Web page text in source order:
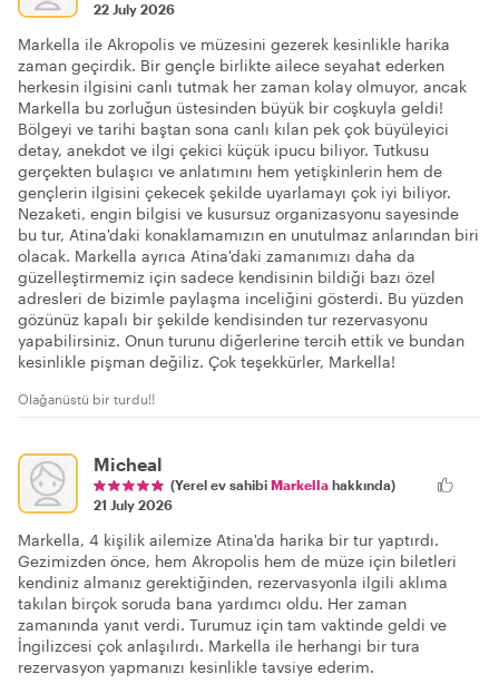
22 July 2026
Markella ile Akropolis ve müzesini gezerek kesinlikle harika
zaman geçirdik. Bir gençle birlikte ailece seyahat ederken
herkesin ilgisini canlı tutmak her zaman kolay olmuyor, ancak
Markella bu zorluğun üstesinden büyük bir coşkuyla geldi!
Bölgeyi ve tarihi baştan sona canlı kılan pek çok büyüleyici
detay, anekdot ve ilgi çekici küçük ipucu biliyor. Tutkusu
gerçekten bulaşıcı ve anlatımını hem yetişkinlerin hem de
gençlerin ilgisini çekecek şekilde uyarlamayı çok iyi biliyor.
Nezaketi, engin bilgisi ve kusursuz organizasyonu sayesinde
bu tur, Atina'daki konaklamamızın en unutulmaz anlarından biri
olacak. Markella ayrıca Atina'daki zamanımızı daha da
güzelleştirmemiz için sadece kendisinin bildiği bazı özel
adresleri de bizimle paylaşma inceliğini gösterdi. Bu yüzden
gözünüz kapalı bir şekilde kendisinden tur rezervasyonu
yapabilirsiniz. Onun turunu diğerlerine tercih ettik ve bundan
kesinlikle pişman değiliz. Çok teşekkürler, Markella!
Olağanüstü bir turdu!!
Micheal
(Yerel ev sahibi Markella hakkında)
21 July 2026
Markella, 4 kişilik ailemize Atina'da harika bir tur yaptırdı.
Gezimizden önce, hem Akropolis hem de müze için biletleri
kendiniz almanız gerektiğinden, rezervasyonla ilgili aklıma
takılan birçok soruda bana yardımcı oldu. Her zaman
zamanında yanıt verdi. Turumuz için tam vaktinde geldi ve
İngilizcesi çok anlaşılırdı. Markella ile herhangi bir tura
rezervasyon yapmanızı kesinlikle tavsiye ederim.